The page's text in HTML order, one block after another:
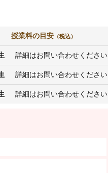
授業料の目安 （税込）
詳細はお問い合わせください
詳細はお問い合わせください
詳細はお問い合わせください